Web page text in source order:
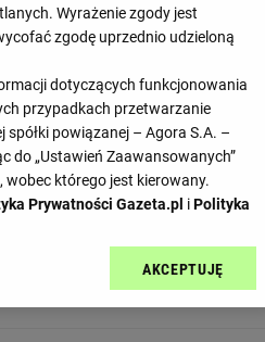
12.08, 00:00
Mendoza - : -
Talleres - : -
25.08, 00:15
Talleres - : -
30.08, 00:30
San Lorenzo - : -
Zobacz więcej
Wyrażenie zgody jest
zgodę uprzednio udzieloną
dotyczących funkcjonowania
przypadkach przetwarzanie
powiązanej – Agora S.A. –
do „Ustawień Zaawansowanych”
którego jest kierowany.
Prywatności Gazeta.pl iPolityka
Gazeta.pl sp. z o.o., jej
AKCEPTUJĘ